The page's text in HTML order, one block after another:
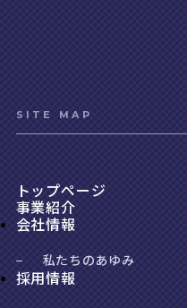
SITE MAP
トップページ
事業紹介
会社情報
私たちのあゆみ
採用情報